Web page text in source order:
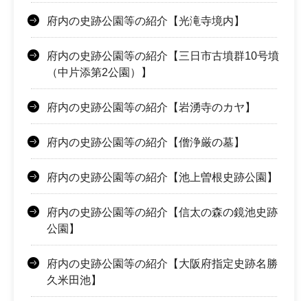
府内の史跡公園等の紹介【光滝寺境内】
府内の史跡公園等の紹介【三日市古墳群10号墳
（中片添第2公園）】
府内の史跡公園等の紹介【岩湧寺のカヤ】
府内の史跡公園等の紹介【僧浄厳の墓】
府内の史跡公園等の紹介【池上曽根史跡公園】
府内の史跡公園等の紹介【信太の森の鏡池史跡
公園】
府内の史跡公園等の紹介【大阪府指定史跡名勝
久米田池】